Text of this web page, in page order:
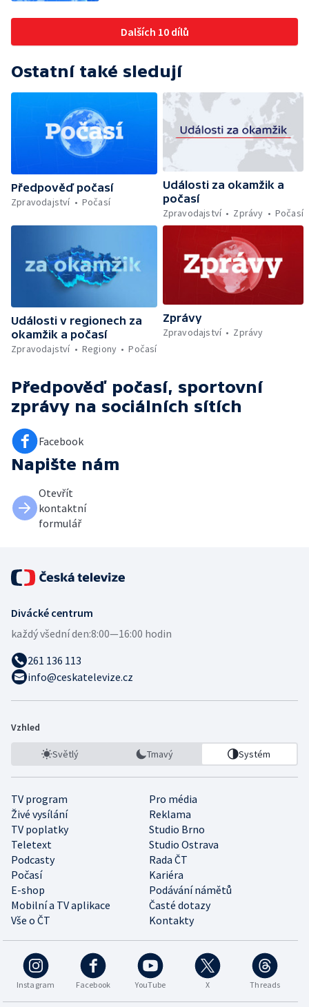
Dalších 10 dílů
Ostatní také sledují
Předpověď počasí
Zpravodajství
Počasí
Události za okamžik a
počasí
Zpravodajství
Zprávy Počasí
Události v regionech za
okamžik a počasí
Zpravodajství
Regiony Počasí
Zprávy
Zpravodajství
Zprávy
Předpověď počasí, sportovní
zprávy na sociálních sítích
Facebook
Napište nám
Otevřít
kontaktní
formulář
Divácké centrum
každý všední den:8:00—16:00 hodin
261 136 113
info@ceskatelevize.cz
Vzhled
Světlý Tmavý Systém
TV program
Pro média
Živé vysílání
Reklama
TV poplatky
Studio Brno
Teletext
Studio Ostrava
Podcasty
Rada ČT
Počasí
Kariéra
E-shop
Podávání námětů
Mobilní a TV aplikace
Časté dotazy
Vše o ČT
Kontakty
Instagram Facebook YouTube X Threads